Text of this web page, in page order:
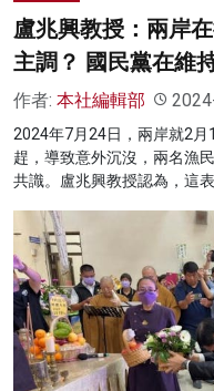
盧兆興教授：兩岸
主調？ 國民黨在維
作者: 本社編輯部
2024年7月24日，兩岸就2月
趕，導致意外沉沒，兩名漁
共識。盧兆興教授認為，這